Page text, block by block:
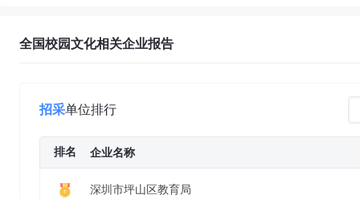
全国校园文化相关企业报告
招采单位排行
排名 企业名称
深圳市坪山区教育局